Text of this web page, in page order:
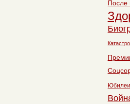
После
Юбилеи